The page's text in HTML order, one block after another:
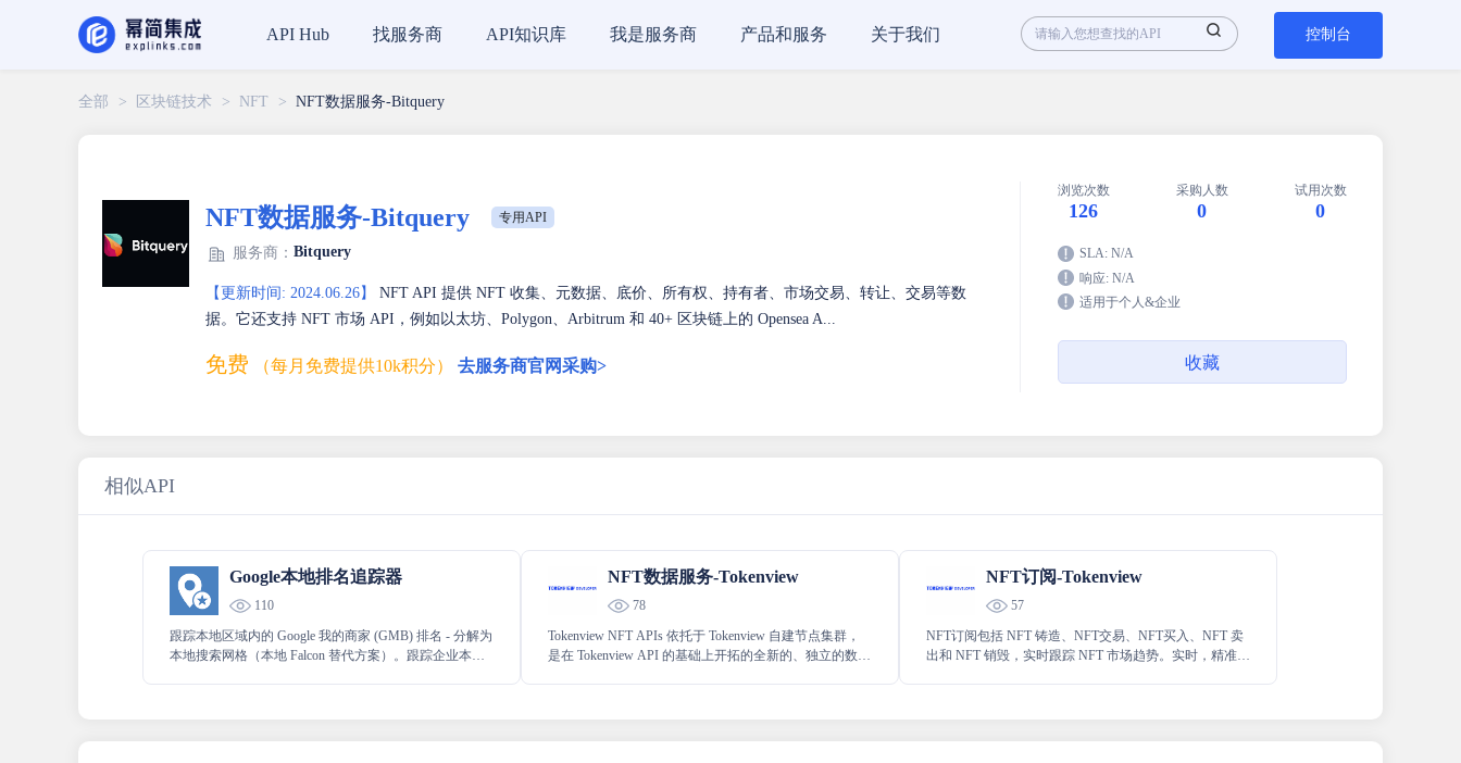
API Hub 找服务商 API知识库 我是服务商 产品和服务 关于我们 控制台
全部 > 区块链技术 > NFT > NFT数据服务-Bitquery
NFT数据服务-Bitquery 专用API
服务商： Bitquery
【更新时间: 2024.06.26】
NFT API 提供 NFT 收集、元数据、底价、所有权、持有者、市场交易、转让、交易等数
据。它还支持 NFT 市场 API，例如以太坊、Polygon、Arbitrum 和 40+ 区块链上的 Opensea A...
免费 （每月免费提供10k积分） 去服务商官网采购>
浏览次数
126
采购人数
0
试用次数
0
SLA: N/A
响应: N/A
适用于个人&企业
收藏
相似API
Google本地排名追踪器
110
跟踪本地区域内的 Google 我的商家 (GMB) 排名 - 分解为
本地搜索网格（本地 Falcon 替代方案）。跟踪企业本地
NFT数据服务-Tokenview
78
Tokenview NFT APIs 依托于 Tokenview 自建节点集群，
是在 Tokenview API 的基础上开拓的全新的、独立的数据
NFT订阅-Tokenview
57
NFT订阅包括 NFT 铸造、NFT交易、NFT买入、NFT 卖
出和 NFT 销毁，实时跟踪 NFT 市场趋势。实时，精准，